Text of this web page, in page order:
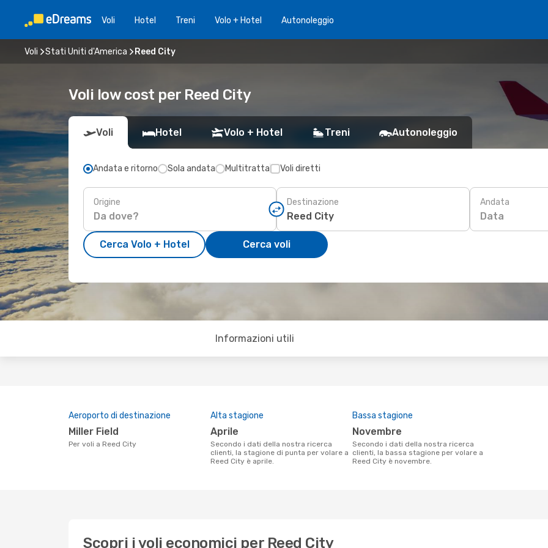
Voli Hotel Treni Volo + Hotel Autonoleggio
Voli Stati Uniti d'America Reed City
Voli low cost per Reed City
Voli Hotel Volo + Hotel Treni Autonoleggio
Andata e ritorno Sola andata Multitratta Voli diretti
Origine Destinazione Andata
Data
Cerca Volo + Hotel Cerca voli
Informazioni utili
Aeroporto di destinazione
Miller Field
Per voli a Reed City
Alta stagione
aprile
Secondo i dati della nostra ricerca
clienti, la stagione di punta per volare a
Reed City è aprile.
Bassa stagione
novembre
Secondo i dati della nostra ricerca
clienti, la bassa stagione per volare a
Reed City è novembre.
Scopri i voli economici per Reed City